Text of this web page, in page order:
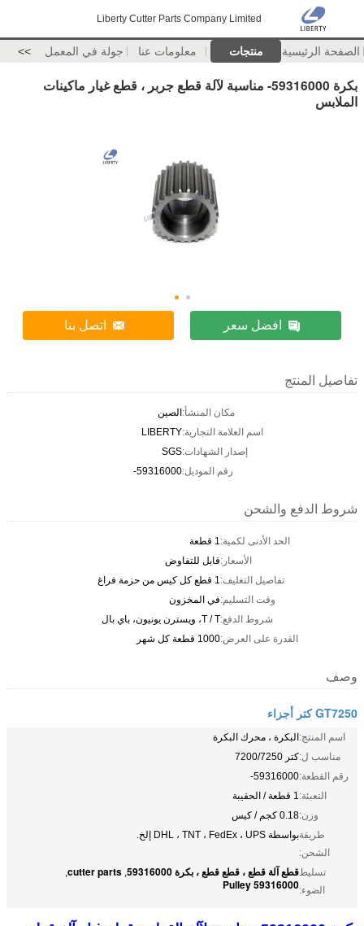
Liberty Cutter Parts Company Limited
الصفحة الرئيسية منتجات معلومات عنا جولة في المعمل >>
بكرة 59316000- مناسبة لآلة قطع جربر ، قطع غيار ماكينات
الملابس
افضل سعر اتصل بنا
تفاصيل المنتج
مكان المنشأ:الصين
اسم العلامة التجارية:LIBERTY
إصدار الشهادات:SGS
رقم الموديل:59316000-
شروط الدفع والشحن
الحد الأدنى لكمية:1 قطعة
الأسعار:قابل للتفاوض
تفاصيل التغليف:1 قطع كل كيس من حزمة فراغ
وقت التسليم:في المخزون
شروط الدفع:T / T، ويسترن يونيون، باي بال
القدرة على العرض:1000 قطعة كل شهر
وصف
GT7250 كتر أجزاء
اسم المنتج:البكرة ، محرك البكرة
مناسب ل:كتر 7200/7250
رقم القطعة:59316000-
التعبئة:1 قطعة / الحقيبة
وزن:0.18 كجم / كيس
طريقة
الشحن:
بواسطة DHL ، TNT ، FedEx ، UPS إلخ.
تسليط
الضوء:
قطع آلة قطع ، قطع قطع ، بكرة 59316000 ,
cutter parts
,
Pulley 59316000